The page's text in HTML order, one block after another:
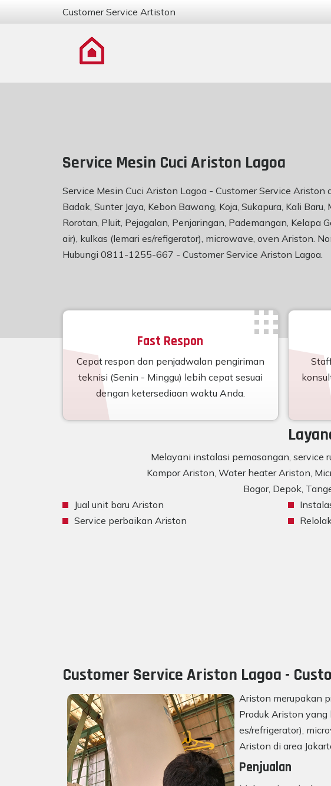
Customer Service Artiston
Service Mesin Cuci Ariston Lagoa
Service Mesin Cuci Ariston Lagoa - Customer Service
Badak, Sunter Jaya, Kebon Bawang, Koja, Sukapura, Kali
Rorotan, Pluit, Pejagalan, Penjaringan, Pademangan, Kelapa
air), kulkas (lemari es/refigerator), microwave, oven Ariston.
Hubungi 0811-1255-667 - Customer Service Ariston Lagoa.
Fast Respon
Cepat respon dan penjadwalan pengiriman
teknisi (Senin - Minggu) lebih cepat sesuai
dengan ketersediaan waktu Anda.
Melayani instalasi pemasangan, service
Kompor Ariston, Water heater Ariston,
Bogor, Depok,
Jual unit baru Ariston
Service perbaikan Ariston
Customer Service Ariston Lagoa -
Ariston merupakan
Produk Ariston
es/refrigerator),
Ariston di area
Penjualan